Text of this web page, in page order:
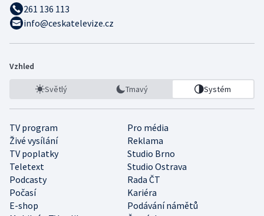
261 136 113
info@ceskatelevize.cz
Vzhled
Světlý Tmavý Systém
TV program
Pro média
Živé vysílání
Reklama
TV poplatky
Studio Brno
Teletext
Studio Ostrava
Podcasty
Rada ČT
Počasí
Kariéra
E-shop
Podávání námětů